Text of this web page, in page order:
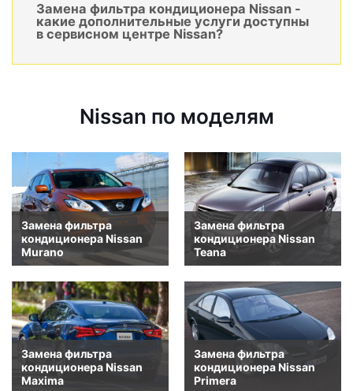
Замена фильтра кондиционера Nissan -
какие дополнительные услуги доступны
в сервисном центре Nissan?
Nissan по моделям
Замена фильтра
кондиционера Nissan
Murano
Замена фильтра
кондиционера Nissan
Teana
Замена фильтра
кондиционера Nissan
Maxima
Замена фильтра
кондиционера Nissan
Primera